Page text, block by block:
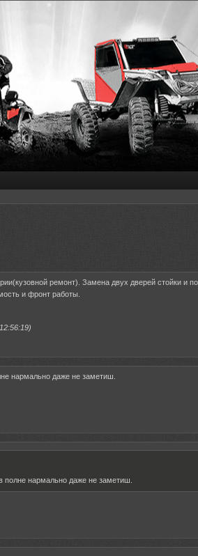
ремонт). Замена двух дверей стойки и
и фронт работы.
нармально даже не заметиш.
полне нармально даже не заметиш.